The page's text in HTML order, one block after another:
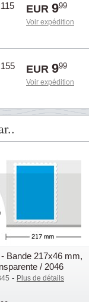
EUR 999
Voir expédition
EUR 999
Voir expédition
Bande 217x46 mm,
/ 2046
- Plus de détails